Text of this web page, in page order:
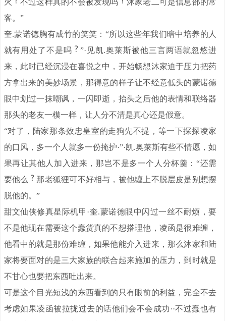
火
不过这样真的不会被发现吗
沐家老二可是信息部的常
客。”
奎.蒙诺德胸有成竹的笑笑：“所以这些年我们暗中培养的人
就有用处了不是吗
”·见凯.奥莱斯被他三言两语就忽悠进
来，此时已经沉浸在喜悦之中，开始畅想沐家迫于压力把药
方拿出来的美妙场景，那得意的样子让不经意低头的蒙诺德
眼中划过一抹嘲讽，一闪即逝，抬头之后他的表情和联络器
那头的老友一模一样，让人分不清是真心还是假意。
“对了，陆家那条效忠皇室的走狗先不提，等一下探探凌家
的口风，多一个人就多一份掩护·”·凯.奥莱斯有些不情愿，如
果再让其他人加入进来，那岂不是多一个人分杯羹：“还需
要他么
那老狐狸可不好相与，被他缠上不脱层皮是别想摆
脱他的。”
甜文仙侠修真星际机甲·奎.蒙诺德眼中闪过一丝不耐烦，要
不是他现在需要这个蠢货真的不想搭理他，凌函是很难缠，
他看中的就是那份难缠，如果他能介入进来，那么沐家和陆
家将要面对的是三大家族的联合起来施加的压力，到时就是
不甘心也要把东西吐出来。
可是这个目光短浅的东西看到的只有眼前的利益，完全不去
考虑如果凌函被拉拢过去的话他们会不会成功··不过蠢也有